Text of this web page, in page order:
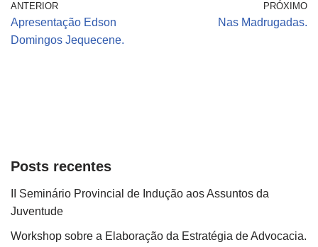
ANTERIOR
Apresentação Edson
Domingos Jequecene.
PRÓXIMO
Nas Madrugadas.
Posts recentes
II Seminário Provincial de Indução aos Assuntos da
Juventude
Workshop sobre a Elaboração da Estratégia de Advocacia.